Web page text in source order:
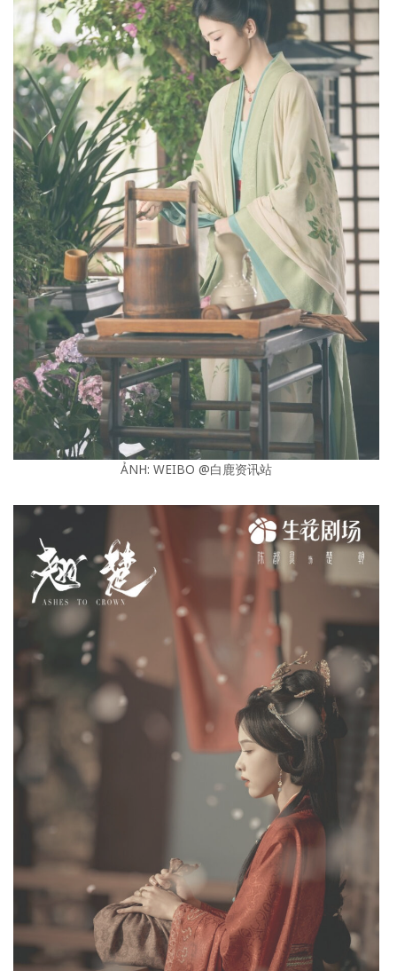
ẢNH: WEIBO @白鹿资讯站